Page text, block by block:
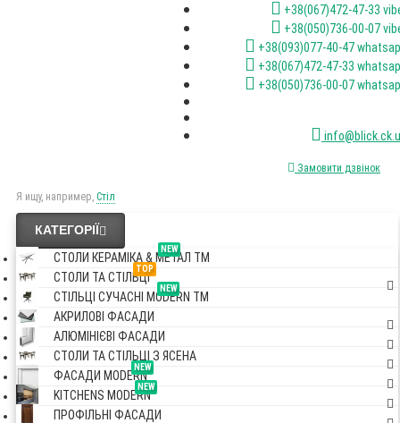
+38(067)472-47-33
+38(050)736-00-07
+38(093)077-40-47
+38(067)472-47-33
+38(050)736-00-07
Замовити дзвінок
Я ищу, например, Стіл
КАТЕГОРІЇ
NEW
СТОЛИ КЕРАМІКА & МЕТАЛ TM
TOP
СТОЛИ ТА СТІЛЬЦІ
NEW
СТІЛЬЦІ СУЧАСНІ MODERN TM
АКРИЛОВІ ФАСАДИ
АЛЮМІНІЄВІ ФАСАДИ
СТОЛИ ТА СТІЛЬЦІ З ЯСЕНА
NEW
ФАСАДИ MODERN
NEW
KITCHENS MODERN
ПРОФІЛЬНІ ФАСАДИ